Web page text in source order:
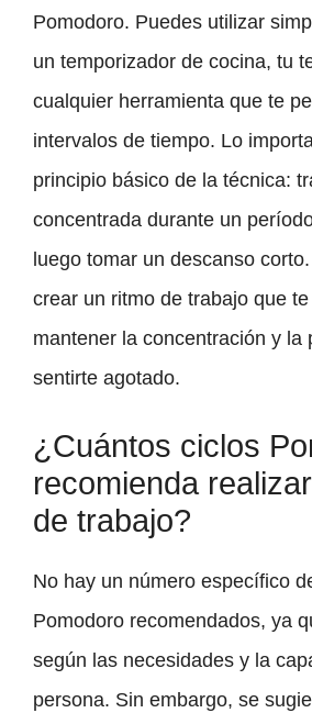
Pomodoro. Puedes utilizar
un temporizador de cocina, tu
cualquier herramienta que te
intervalos de tiempo. Lo
principio básico de la técnica:
concentrada durante un
luego tomar un descanso
crear un ritmo de trabajo que
mantener la concentración y la
sentirte agotado.
¿Cuántos ciclos
recomienda
de trabajo?
No hay un número específico
Pomodoro recomendados, ya
según las necesidades y la
persona. Sin embargo, se